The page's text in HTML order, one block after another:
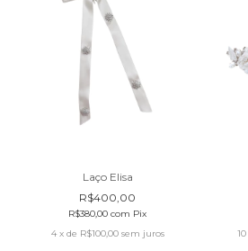
Laço Elisa
R$400,00
R$380,00 com Pix
4 x de R$100,00 sem juros
10